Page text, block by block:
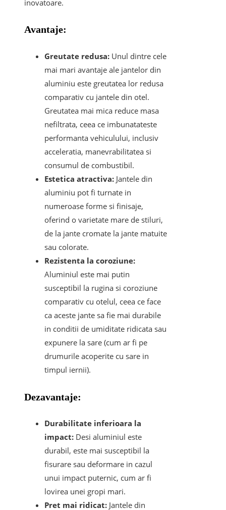
inovatoare.
Avantaje:
Greutate redusa: Unul dintre cele
mai mari avantaje ale jantelor din
aluminiu este greutatea lor redusa
comparativ cu jantele din otel.
Greutatea mai mica reduce masa
nefiltrata, ceea ce imbunatateste
performanta vehiculului, inclusiv
acceleratia, manevrabilitatea si
consumul de combustibil.
Estetica atractiva: Jantele din
aluminiu pot fi turnate in
numeroase forme si finisaje,
oferind o varietate mare de stiluri,
de la jante cromate la jante matuite
sau colorate.
Rezistenta la coroziune:
Aluminiul este mai putin
susceptibil la rugina si coroziune
comparativ cu otelul, ceea ce face
ca aceste jante sa fie mai durabile
in conditii de umiditate ridicata sau
expunere la sare (cum ar fi pe
drumurile acoperite cu sare in
timpul iernii).
Dezavantaje:
Durabilitate inferioara la
impact: Desi aluminiul este
durabil, este mai susceptibil la
fisurare sau deformare in cazul
unui impact puternic, cum ar fi
lovirea unei gropi mari.
Pret mai ridicat: Jantele din